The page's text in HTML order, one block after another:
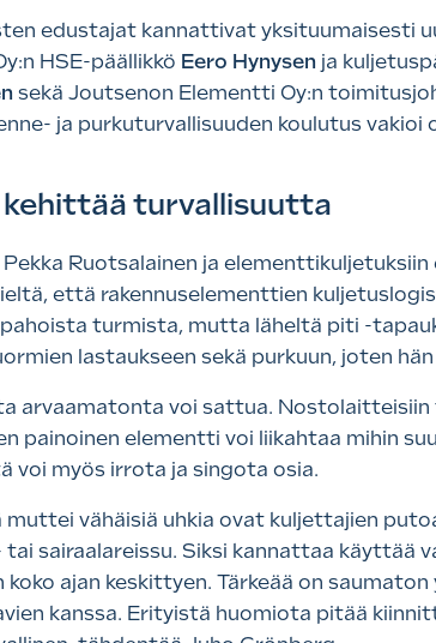
edustajat kannattivat yksituumaisesti
HSE-päällikkö Eero Hynysen ja
sekä Joutsenon Elementti Oy:n
ja purkuturvallisuuden koulutus
kehittää turvallisuutta
Ruotsalainen ja
että rakennuselementtien
pahoista turmista, mutta läheltä piti -
lastaukseen sekä purkuun, joten
arvaamatonta voi sattua.
painoinen elementti voi liikahtaa mihin
voi myös irrota ja singota osia.
muttei vähäisiä uhkia ovat kuljettajien
tai sairaalareissu. Siksi kannattaa
koko ajan keskittyen. Tärkeää on
kanssa. Erityistä huomiota pitää